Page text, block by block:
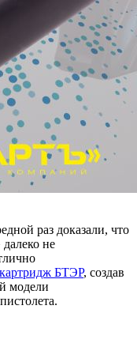
раз доказали, что
не
БТЭР, создав
модели